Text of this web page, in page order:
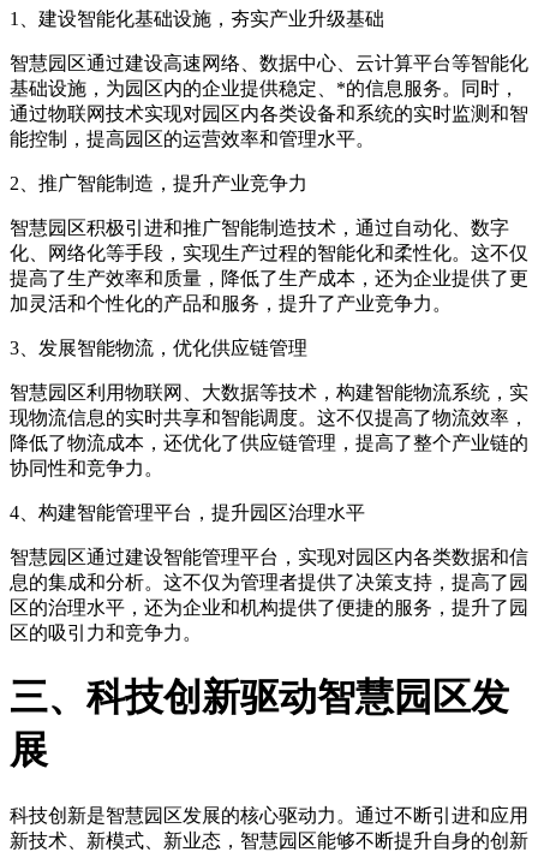
1、建设智能化基础设施，夯实产业升级基础
智慧园区通过建设高速网络、数据中心、云计算平台等智能化
基础设施，为园区内的企业提供稳定、*的信息服务。同时，
通过物联网技术实现对园区内各类设备和系统的实时监测和智
能控制，提高园区的运营效率和管理水平。
2、推广智能制造，提升产业竞争力
智慧园区积极引进和推广智能制造技术，通过自动化、数字
化、网络化等手段，实现生产过程的智能化和柔性化。这不仅
提高了生产效率和质量，降低了生产成本，还为企业提供了更
加灵活和个性化的产品和服务，提升了产业竞争力。
3、发展智能物流，优化供应链管理
智慧园区利用物联网、大数据等技术，构建智能物流系统，实
现物流信息的实时共享和智能调度。这不仅提高了物流效率，
降低了物流成本，还优化了供应链管理，提高了整个产业链的
协同性和竞争力。
4、构建智能管理平台，提升园区治理水平
智慧园区通过建设智能管理平台，实现对园区内各类数据和信
息的集成和分析。这不仅为管理者提供了决策支持，提高了园
区的治理水平，还为企业和机构提供了便捷的服务，提升了园
区的吸引力和竞争力。
三、科技创新驱动智慧园区发
展
科技创新是智慧园区发展的核心驱动力。通过不断引进和应用
新技术、新模式、新业态，智慧园区能够不断提升自身的创新